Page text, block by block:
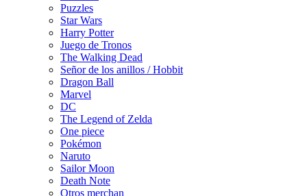
Puzzles
Star Wars
Harry Potter
Juego de Tronos
The Walking Dead
Señor de los anillos / Hobbit
Dragon Ball
Marvel
DC
The Legend of Zelda
One piece
Pokémon
Naruto
Sailor Moon
Death Note
Otros merchan